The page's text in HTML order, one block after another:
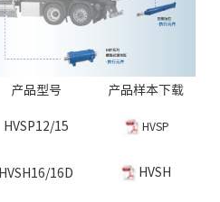
产品型号 产品样本下载
HVSP12/15 HVSP
HVSH16/16D HVSH